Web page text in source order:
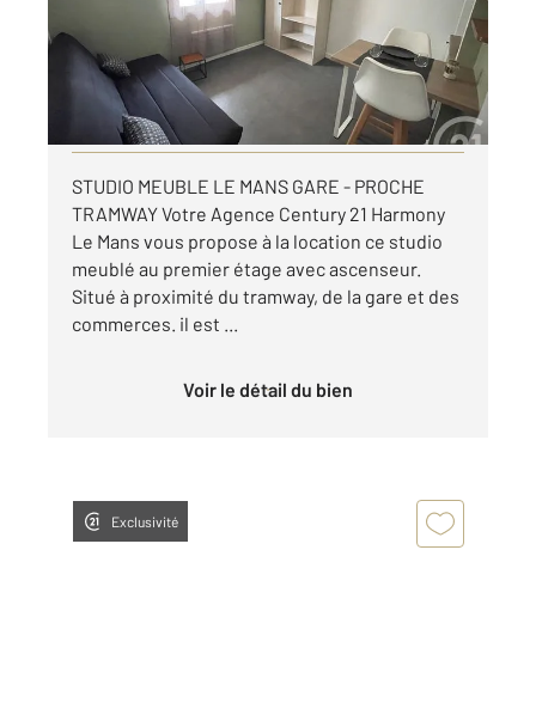
Appartement Studio à louer
400 €
par mois charges comprises
Visiter le site dédié
STUDIO MEUBLE LE MANS GARE - PROCHE
TRAMWAY Votre Agence Century 21 Harmony
Le Mans vous propose à la location ce studio
meublé au premier étage avec ascenseur.
Situé à proximité du tramway, de la gare et des
commerces. il est ...
Voir le détail du bien
Exclusivité